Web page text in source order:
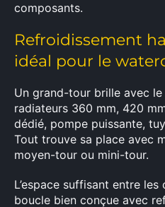
composants.
Refroidissement
idéal pour le
Un grand-tour brille avec
radiateurs 360 mm, 420
dédié, pompe puissante,
Tout trouve sa place avec
moyen-tour ou mini-tour.
L’espace suffisant entre
boucle bien conçue avec